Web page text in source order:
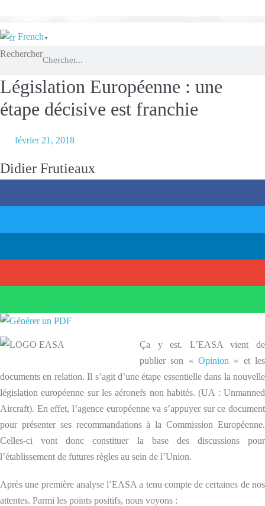
contenuFrench ▼
Rechercher
Législation Européenne : une
étape décisive est franchie
février 21, 2018
Didier Frutieaux
Ça y est. L’EASA vient de
publier son « Opinion » et les
documents en relation. Il s’agit d’une étape essentielle dans la nouvelle
législation européenne sur les aéronefs non habités. (UA : Unmanned
Aircraft). En effet, l’agence européenne va s’appuyer sur ce document
pour présenter ses recommandations à la Commission Européenne.
Celles-ci vont donc constituer la base des discussions pour
l’établissement de futures règles au sein de l’Union.
Après une première analyse l’EASA a tenu compte de certaines de nos
attentes. Parmi les points positifs, nous voyons :